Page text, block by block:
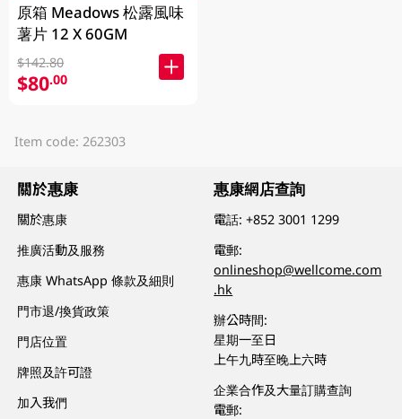
原箱 Meadows 松露風味
薯片 12 X 60GM
$142.80
$80.00
Item code: 262303
關於惠康
關於惠康
推廣活動及服務
惠康 WhatsApp 條款及細則
門市退/換貨政策
門店位置
牌照及許可證
加入我們
惠康網店查詢
電話:+852 3001 1299
電郵:
onlineshop@wellcome.com
.hk
辦公時間:
星期一至日
上午九時至晚上六時
企業合作及大量訂購查詢
電郵: